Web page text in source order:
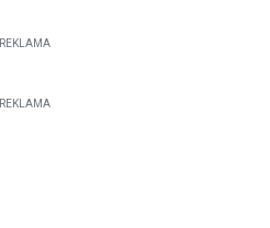
REKLAMA
REKLAMA